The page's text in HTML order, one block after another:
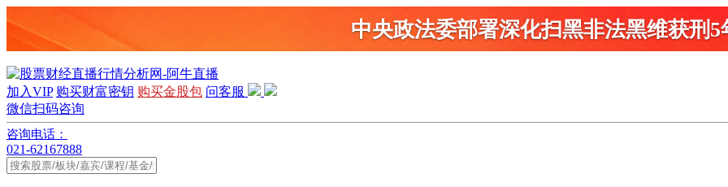
中央政法委部署深化扫黑非法黑维获刑5
加入VIP 购买财富密钥 购买金股包 问客服
微信扫码咨询
咨询电话：
021-62167888